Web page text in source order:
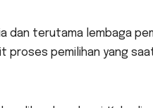
dan terutama lembaga
pemilihan yang